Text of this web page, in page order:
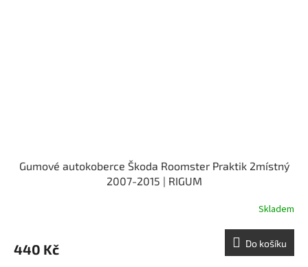
Gumové autokoberce Škoda Roomster Praktik 2místný
2007-2015 | RIGUM
Skladem
440 Kč Do košíku